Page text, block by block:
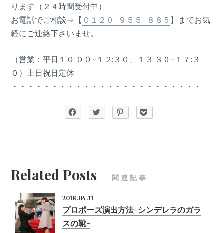
ります（２４時間受付中）
お電話でご相談⇒【 ０１２０-９５５-８８５ 】までお気
軽にご連絡下さいませ。
（営業：平日１０:００~１２:３０、１３:３０~１７:３
０）土日祝日定休
・・・・・・・・・・・・・・・・・・・・・・・・
Related Posts 関連記事
2018.04.11
プロポーズ演出方法-シンデレラのガラ
スの靴-